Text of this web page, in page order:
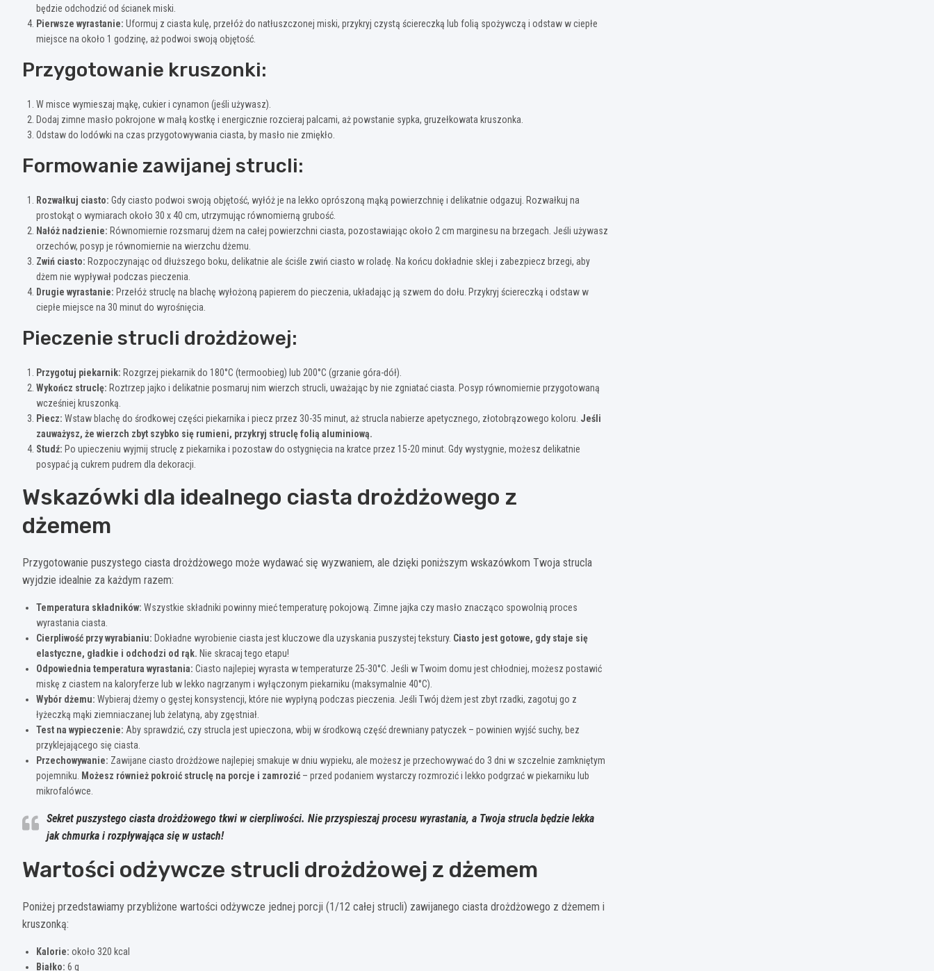
będzie odchodzić od ścianek miski.
Pierwsze wyrastanie: Uformuj z ciasta kulę, przełóż do natłuszczonej miski, przykryj czystą ściereczką lub folią spożywczą i odstaw w ciepłe
miejsce na około 1 godzinę, aż podwoi swoją objętość.
Przygotowanie kruszonki:
W misce wymieszaj mąkę, cukier i cynamon (jeśli używasz).
Dodaj zimne masło pokrojone w małą kostkę i energicznie rozcieraj palcami, aż powstanie sypka, gruzełkowata kruszonka.
Odstaw do lodówki na czas przygotowywania ciasta, by masło nie zmiękło.
Formowanie zawijanej strucli:
Rozwałkuj ciasto: Gdy ciasto podwoi swoją objętość, wyłóż je na lekko oprószoną mąką powierzchnię i delikatnie odgazuj. Rozwałkuj na
prostokąt o wymiarach około 30 x 40 cm, utrzymując równomierną grubość.
Nałóż nadzienie: Równomiernie rozsmaruj dżem na całej powierzchni ciasta, pozostawiając około 2 cm marginesu na brzegach. Jeśli używasz
orzechów, posyp je równomiernie na wierzchu dżemu.
Zwiń ciasto: Rozpoczynając od dłuższego boku, delikatnie ale ściśle zwiń ciasto w roladę. Na końcu dokładnie sklej i zabezpiecz brzegi, aby
dżem nie wypływał podczas pieczenia.
Drugie wyrastanie: Przełóż struclę na blachę wyłożoną papierem do pieczenia, układając ją szwem do dołu. Przykryj ściereczką i odstaw w
ciepłe miejsce na 30 minut do wyrośnięcia.
Pieczenie strucli drożdżowej:
Przygotuj piekarnik: Rozgrzej piekarnik do 180°C (termoobieg) lub 200°C (grzanie góra-dół).
Wykończ struclę: Roztrzep jajko i delikatnie posmaruj nim wierzch strucli, uważając by nie zgniatać ciasta. Posyp równomiernie przygotowaną
wcześniej kruszonką.
Piecz: Wstaw blachę do środkowej części piekarnika i piecz przez 30-35 minut, aż strucla nabierze apetycznego, złotobrązowego koloru. Jeśli
zauważysz, że wierzch zbyt szybko się rumieni, przykryj struclę folią aluminiową.
Studź: Po upieczeniu wyjmij struclę z piekarnika i pozostaw do ostygnięcia na kratce przez 15-20 minut. Gdy wystygnie, możesz delikatnie
posypać ją cukrem pudrem dla dekoracji.
Wskazówki dla idealnego ciasta drożdżowego z
dżemem
Przygotowanie puszystego ciasta drożdżowego może wydawać się wyzwaniem, ale dzięki poniższym wskazówkom Twoja strucla
wyjdzie idealnie za każdym razem:
Temperatura składników: Wszystkie składniki powinny mieć temperaturę pokojową. Zimne jajka czy masło znacząco spowolnią proces
wyrastania ciasta.
Cierpliwość przy wyrabianiu: Dokładne wyrobienie ciasta jest kluczowe dla uzyskania puszystej tekstury. Ciasto jest gotowe, gdy staje się
elastyczne, gładkie i odchodzi od rąk. Nie skracaj tego etapu!
Odpowiednia temperatura wyrastania: Ciasto najlepiej wyrasta w temperaturze 25-30°C. Jeśli w Twoim domu jest chłodniej, możesz postawić
miskę z ciastem na kaloryferze lub w lekko nagrzanym i wyłączonym piekarniku (maksymalnie 40°C).
Wybór dżemu: Wybieraj dżemy o gęstej konsystencji, które nie wypłyną podczas pieczenia. Jeśli Twój dżem jest zbyt rzadki, zagotuj go z
łyżeczką mąki ziemniaczanej lub żelatyną, aby zgęstniał.
Test na wypieczenie: Aby sprawdzić, czy strucla jest upieczona, wbij w środkową część drewniany patyczek – powinien wyjść suchy, bez
przyklejającego się ciasta.
Przechowywanie: Zawijane ciasto drożdżowe najlepiej smakuje w dniu wypieku, ale możesz je przechowywać do 3 dni w szczelnie zamkniętym
pojemniku. Możesz również pokroić struclę na porcje i zamrozić – przed podaniem wystarczy rozmrozić i lekko podgrzać w piekarniku lub
mikrofalówce.
Sekret puszystego ciasta drożdżowego tkwi w cierpliwości. Nie przyspieszaj procesu wyrastania, a Twoja strucla będzie lekka
jak chmurka i rozpływająca się w ustach!
Wartości odżywcze strucli drożdżowej z dżemem
Poniżej przedstawiamy przybliżone wartości odżywcze jednej porcji (1/12 całej strucli) zawijanego ciasta drożdżowego z dżemem i
kruszonką:
Kalorie: około 320 kcal
Białko: 6 g